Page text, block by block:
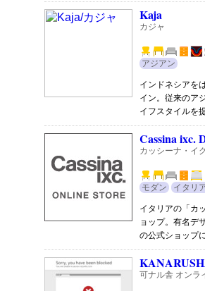
Kaja
カジャ
アジアン
インドネシアを
イン。従来のア
イフスタイルを
Cassina ixc.
カッシーナ・イ
モダン イタリ
イタリアの「カ
ョップ。有名デ
の公式ショップ
可ナル舎 オンラ